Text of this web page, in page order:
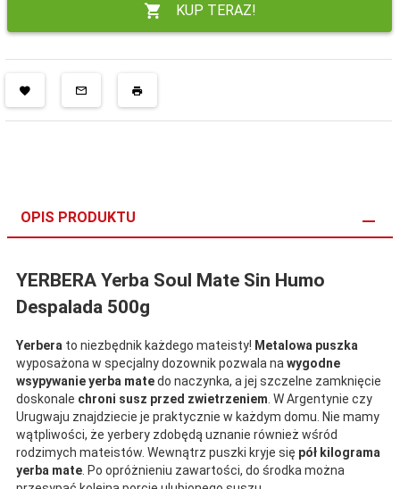
KUP TERAZ!
OPIS PRODUKTU
YERBERA Yerba Soul Mate Sin Humo
Despalada 500g
Yerbera to niezbędnik każdego mateisty! Metalowa puszka
wyposażona w specjalny dozownik pozwala na wygodne
wsypywanie yerba matedo naczynka, a jej szczelne zamknięcie
doskonale chroni susz przed zwietrzeniem . W Argentynie czy
Urugwaju znajdziecie je praktycznie w każdym domu. Nie mamy
wątpliwości, że yerbery zdobędą uznanie również wśród
rodzimych mateistów. Wewnątrz puszki kryje się pół kilograma
yerba mate . Po opróżnieniu zawartości, do środka można